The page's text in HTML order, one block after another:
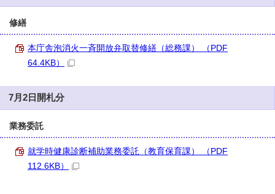
修繕
本庁舎泡消火一斉開放弁取替修繕（総務課） （PDF
64.4KB）
7月2日開札分
業務委託
就学時健康診断補助業務委託（教育保育課） （PDF
112.6KB）